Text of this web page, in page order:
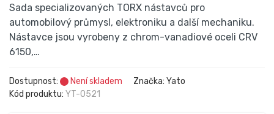
Sada specializovaných TORX nástavců pro
automobilový průmysl, elektroniku a další mechaniku.
Nástavce jsou vyrobeny z chrom-vanadiové oceli CRV
6150,…
Dostupnost: Není skladem
Značka: Yato
Kód produktu: YT-0521